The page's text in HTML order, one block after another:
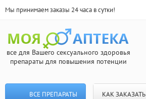
Мы принимаем заказы 24 часа в сутки!
все для Вашего сексуального здоровья
препараты для повышения потенции
ВСЕ ПРЕПАРАТЫ КАК ЗАКАЗАТЬ